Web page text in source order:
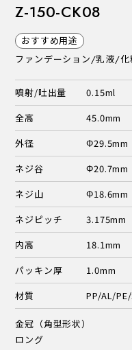
Z-150-CK08
おすすめ用途
ファンデーション/乳液/
噴射/吐出量
0.15ml
全高
45.0mm
外径
Φ29.5mm
ネジ谷
Φ20.7mm
ネジ山
Φ18.6mm
ネジピッチ
3.175mm
内高
18.1mm
パッキン厚
1.0mm
材質
PP/AL/
金冠（角型形状）
ロング